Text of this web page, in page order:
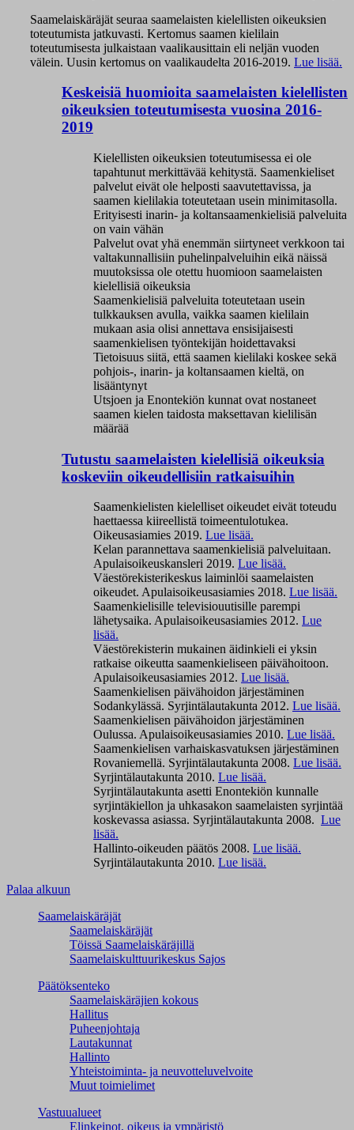
Saamelaiskäräjät seuraa saamelaisten kielellisten oikeuksien
toteutumista jatkuvasti. Kertomus saamen kielilain
toteutumisesta julkaistaan vaalikausittain eli neljän vuoden
välein. Uusin kertomus on vaalikaudelta 2016-2019. Lue lisää.
Keskeisiä huomioita saamelaisten kielellisten
oikeuksien toteutumisesta vuosina 2016-
2019
Kielellisten oikeuksien toteutumisessa ei ole
tapahtunut merkittävää kehitystä. Saamenkieliset
palvelut eivät ole helposti saavutettavissa, ja
saamen kielilakia toteutetaan usein minimitasolla.
Erityisesti inarin- ja koltansaamenkielisiä palveluita
on vain vähän
Palvelut ovat yhä enemmän siirtyneet verkkoon tai
valtakunnallisiin puhelinpalveluihin eikä näissä
muutoksissa ole otettu huomioon saamelaisten
kielellisiä oikeuksia
Saamenkielisiä palveluita toteutetaan usein
tulkkauksen avulla, vaikka saamen kielilain
mukaan asia olisi annettava ensisijaisesti
saamenkielisen työntekijän hoidettavaksi
Tietoisuus siitä, että saamen kielilaki koskee sekä
pohjois-, inarin- ja koltansaamen kieltä, on
lisääntynyt
Utsjoen ja Enontekiön kunnat ovat nostaneet
saamen kielen taidosta maksettavan kielilisän
määrää
Tutustu saamelaisten kielellisiä oikeuksia
koskeviin oikeudellisiin ratkaisuihin
Saamenkielisten kielelliset oikeudet eivät toteudu
haettaessa kiireellistä toimeentulotukea.
Oikeusasiamies 2019. Lue lisää.
Kelan parannettava saamenkielisiä palveluitaan.
Apulaisoikeuskansleri 2019. Lue lisää.
Väestörekisterikeskus laiminlöi saamelaisten
oikeudet. Apulaisoikeusasiamies 2018. Lue lisää.
Saamenkielisille televisiouutisille parempi
lähetysaika. Apulaisoikeusasiamies 2012. Lue
lisää.
Väestörekisterin mukainen äidinkieli ei yksin
ratkaise oikeutta saamenkieliseen päivähoitoon.
Apulaisoikeusasiamies 2012. Lue lisää.
Saamenkielisen päivähoidon järjestäminen
Sodankylässä. Syrjintälautakunta 2012. Lue lisää.
Saamenkielisen päivähoidon järjestäminen
Oulussa. Apulaisoikeusasiamies 2010. Lue lisää.
Saamenkielisen varhaiskasvatuksen järjestäminen
Rovaniemellä. Syrjintälautakunta 2008. Lue lisää.
Syrjintälautakunta 2010. Lue lisää.
Syrjintälautakunta asetti Enontekiön kunnalle
syrjintäkiellon ja uhkasakon saamelaisten syrjintää
koskevassa asiassa. Syrjintälautakunta 2008. Lue
lisää.
Hallinto-oikeuden päätös 2008. Lue lisää.
Syrjintälautakunta 2010. Lue lisää.
Palaa alkuun
Saamelaiskäräjät
Saamelaiskäräjät
Töissä Saamelaiskäräjillä
Saamelaiskulttuuri­keskus Sajos
Päätöksenteko
Saamelaiskäräjien kokous
Hallitus
Puheenjohtaja
Lautakunnat
Hallinto
Yhteistoiminta- ja neuvotteluvelvoite
Muut toimielimet
Vastuualueet
Elinkeinot, oikeus ja ympäristö